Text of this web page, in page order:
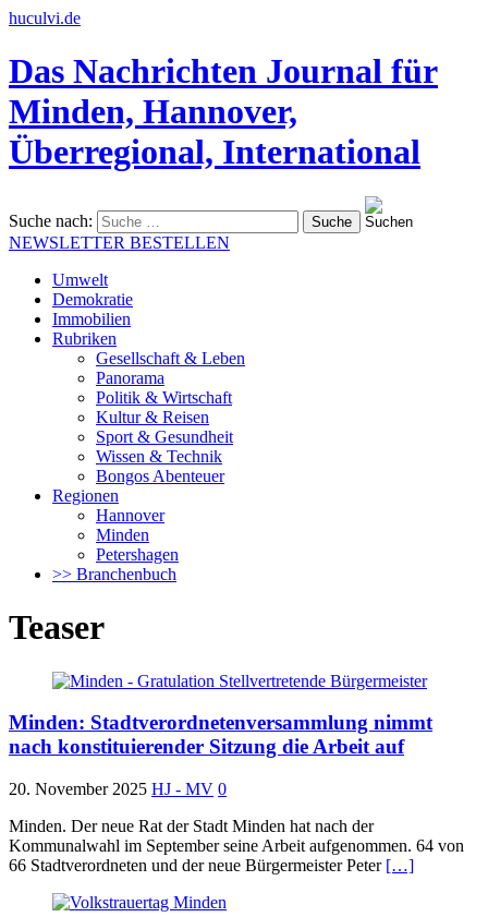
huculvi.de
Das Nachrichten Journal für
Minden, Hannover,
Überregional, International
Suche nach:
NEWSLETTER BESTELLEN
Umwelt
Demokratie
Immobilien
Rubriken
Gesellschaft & Leben
Panorama
Politik & Wirtschaft
Kultur & Reisen
Sport & Gesundheit
Wissen & Technik
Bongos Abenteuer
Regionen
Hannover
Minden
Petershagen
>> Branchenbuch
Teaser
Minden: Stadtverordnetenversammlung nimmt
nach konstituierender Sitzung die Arbeit auf
20. November 2025 HJ - MV 0
Minden. Der neue Rat der Stadt Minden hat nach der
Kommunalwahl im September seine Arbeit aufgenommen. 64 von
66 Stadtverordneten und der neue Bürgermeister Peter […]